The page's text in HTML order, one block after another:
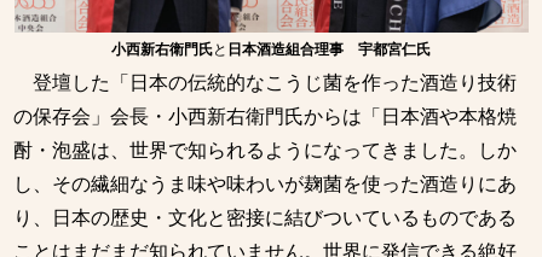
小西新右衛門氏と 日本酒造組合理事 宇都宮仁氏
登壇した「日本の伝統的なこうじ菌を作った酒造り技術
の保存会」会長・小西新右衛門氏からは「⽇本酒や本格焼
酎・泡盛は、世界で知られるようになってきました。しか
し、その繊細なうま味や味わいが麹菌を使った酒造りにあ
り、⽇本の歴史・⽂化と密接に結びついているものである
ことはまだまだ知られていません。世界に発信できる絶好